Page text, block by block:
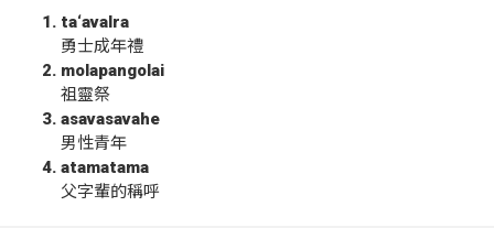
ta‘avalra
勇士成年禮
molapangolai
祖靈祭
asavasavahe
男性青年
atamatama
父字輩的稱呼